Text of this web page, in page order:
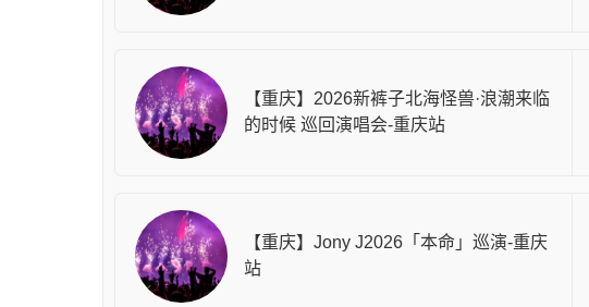
【重庆】2026新裤子北海怪兽·浪潮来临
的时候 巡回演唱会-重庆站
【重庆】Jony J2026「本命」巡演-重庆
站